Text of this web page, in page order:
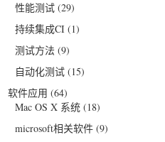
性能测试 (29)
持续集成CI (1)
测试方法 (9)
自动化测试 (15)
软件应用 (64)
Mac OS X 系统 (18)
microsoft相关软件 (9)